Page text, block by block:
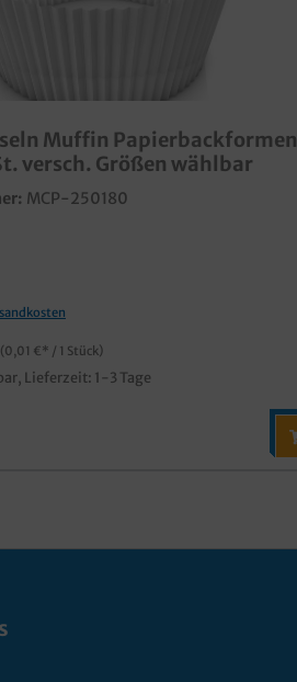
Muffin Papierbackformen
versch. Größen wählbar
MCP-250180
(0,01 €* / 1 Stück)
Lieferzeit: 1-3 Tage